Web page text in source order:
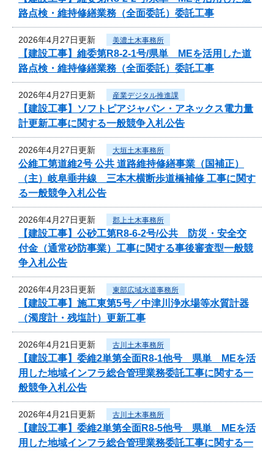
路点検・維持修繕業務（全面委託）委託工事
2026年4月27日更新 美濃土木事務所
【建設工事】維委第R8-2-1号/県単 MEを活用した道
路点検・維持修繕業務（全面委託）委託工事
2026年4月27日更新 産業デジタル推進課
【建設工事】ソフトピアジャパン・アネックス電力量
計更新工事に関する一般競争入札公告
2026年4月27日更新 大垣土木事務所
公維工第道維2号 公共 道路維持修繕事業（国補正）
（主）岐阜垂井線 三本木横断歩道橋補修 工事に関す
る一般競争入札公告
2026年4月27日更新 郡上土木事務所
【建設工事】公砂工第R8-6-2号/公共 防災・安全交
付金（通常砂防事業）工事に関する事後審査型一般競
争入札公告
2026年4月23日更新 東部広域水道事務所
【建設工事】施工東第5号／中津川浄水場等水質計器
（濁度計・残塩計）更新工事
2026年4月21日更新 古川土木事務所
【建設工事】委維2単第全面R8-1他号 県単 MEを活
用した地域インフラ総合管理業務委託工事に関する一
般競争入札公告
2026年4月21日更新 古川土木事務所
【建設工事】委維2単第全面R8-5他号 県単 MEを活
用した地域インフラ総合管理業務委託工事に関する一